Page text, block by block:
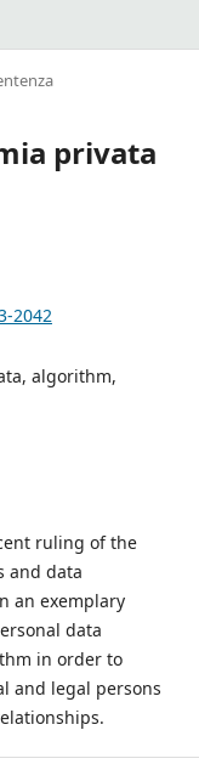
privata
2042
algorithm,
ruling of the
and data
an exemplary
data
in order to
and legal persons